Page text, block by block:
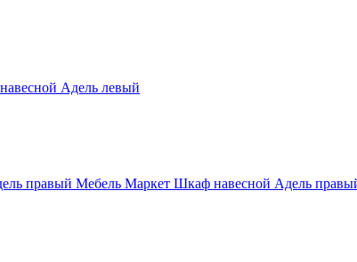
Адель левый
Мебель Маркет Шкаф навесной Адель